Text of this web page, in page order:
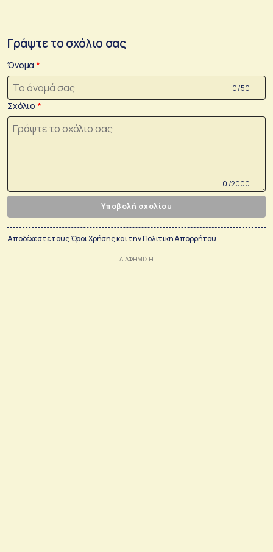
Γράψτε το σχόλιο σας
Όνομα
0 /50
Σχόλιο
0 /2000
Υποβολή σχολίου
Αποδέχεστε τουςΌροι Χρήσηςκαι τηνΠολιτικη Απορρήτου